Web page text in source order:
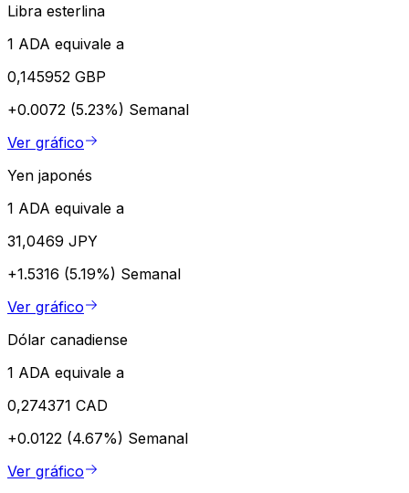
Libra esterlina
1 ADA equivale a
0,145952 GBP
+0.0072 (5.23%) Semanal
Ver gráfico
Yen japonés
1 ADA equivale a
31,0469 JPY
+1.5316 (5.19%) Semanal
Ver gráfico
Dólar canadiense
1 ADA equivale a
0,274371 CAD
+0.0122 (4.67%) Semanal
Ver gráfico